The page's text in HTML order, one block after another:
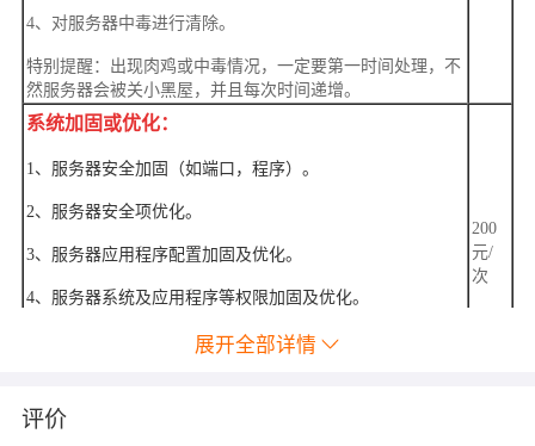
4、对服务器中毒进行清除。
特别提醒：出现肉鸡或中毒情况，一定要第一时间处理，不
然服务器会被关小黑屋，并且每次时间递增。
系统加固或优化：
1、服务器安全加固（如端口，程序）。
2、服务器安全项优化。
3、服务器应用程序配置加固及优化。
4、服务器系统及应用程序等权限加固及优化。
备注：系统加固和优化，每台服务器做的可能会不一样，我
200
元/
次
展开全部详情
评价